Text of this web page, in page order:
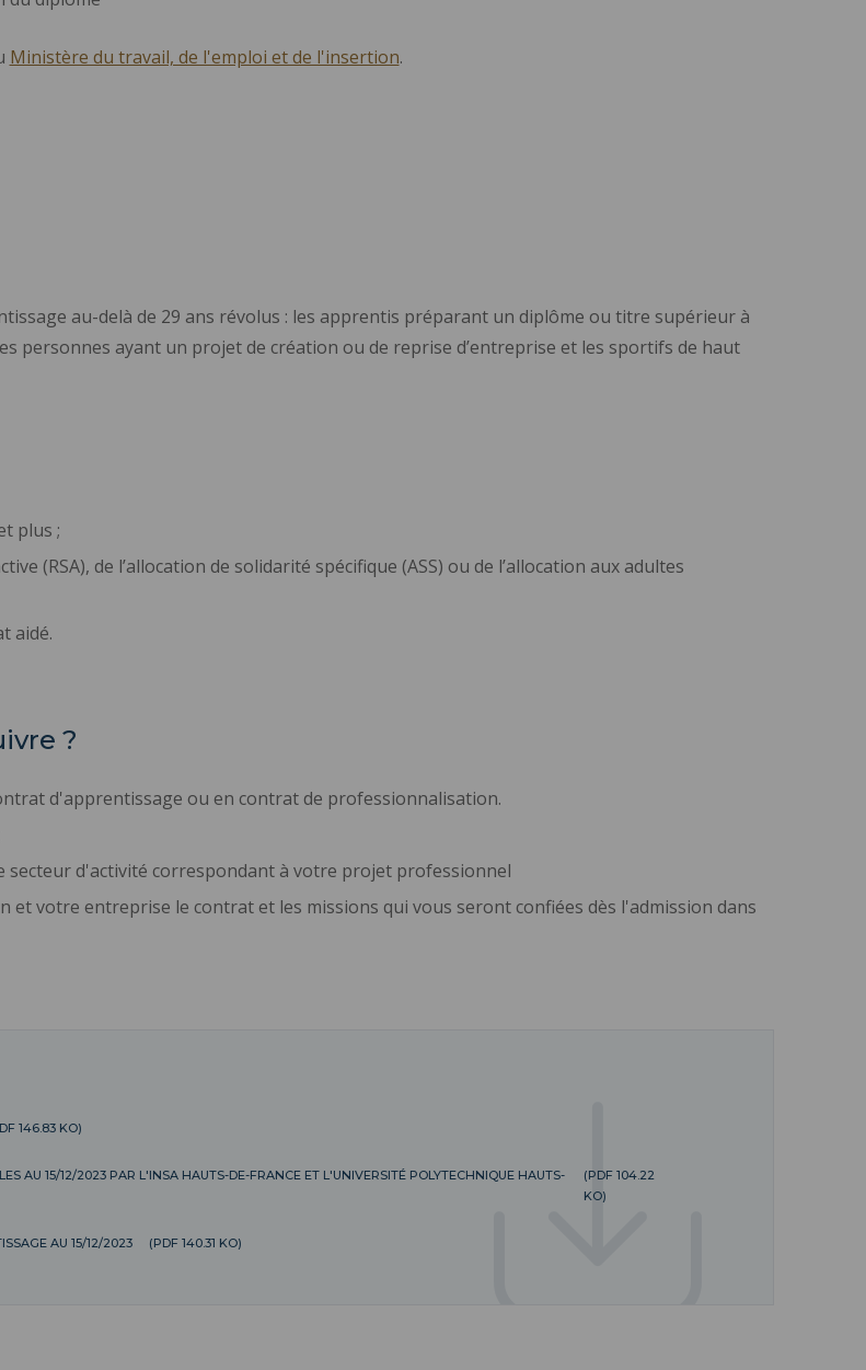
Ministère du travail, de l'emploi et de l'insertion.
au-delà de 29 ans révolus : les apprentis préparant un diplôme ou titre supérieur à
personnes ayant un projet de création ou de reprise d’entreprise et les sportifs de haut
plus ;
(RSA), de l’allocation de solidarité spécifique (ASS) ou de l’allocation aux adultes
aidé.
?
d'apprentissage ou en contrat de professionnalisation.
secteur d'activité correspondant à votre projet professionnel
et votre entreprise le contrat et les missions qui vous seront confiées dès l'admission dans
146.83 KO)
AU 15/12/2023 PAR L'INSA HAUTS-DE-FRANCE ET L'UNIVERSITÉ POLYTECHNIQUE HAUTS-
(PDF 104.22
KO)
AU 15/12/2023 (PDF 140.31 KO)